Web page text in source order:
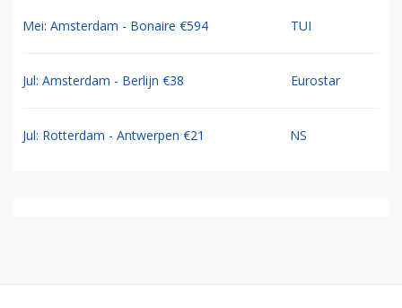
Mei: Amsterdam - Bonaire €594 TUI
Jul: Amsterdam - Berlijn €38 Eurostar
Jul: Rotterdam - Antwerpen €21 NS